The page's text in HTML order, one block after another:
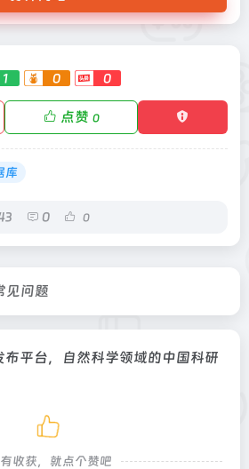
1 0 0
点赞 0
库
0 0
见问题
布平台，自然科学领域的中国科研
收获，就点个赞吧